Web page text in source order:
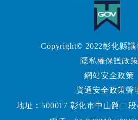
Copyright© 2022彰化縣議
隱私權保護政策
網站安全政策
資通安全政策聲
地址︰500017 彰化市中山路二段